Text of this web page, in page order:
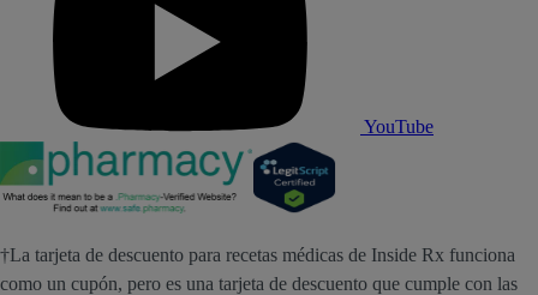
YouTube
†La tarjeta de descuento para recetas médicas de Inside Rx funciona
como un cupón, pero es una tarjeta de descuento que cumple con las